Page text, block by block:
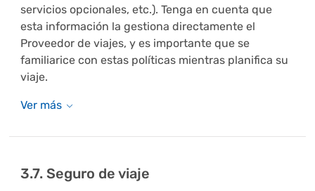
servicios opcionales, etc.). Tenga en cuenta que
esta información la gestiona directamente el
Proveedor de viajes, y es importante que se
familiarice con estas políticas mientras planifica su
viaje.
3.7. Seguro de viaje